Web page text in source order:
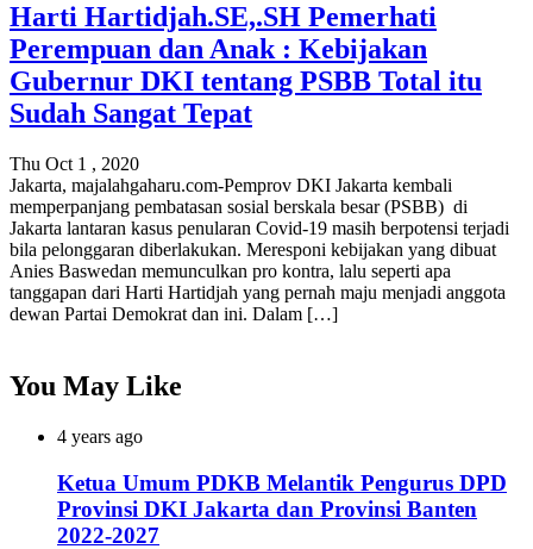
Harti Hartidjah.SE,.SH Pemerhati
Perempuan dan Anak : Kebijakan
Gubernur DKI tentang PSBB Total itu
Sudah Sangat Tepat
Thu Oct 1 , 2020
Jakarta, majalahgaharu.com-Pemprov DKI Jakarta kembali
memperpanjang pembatasan sosial berskala besar (PSBB) di
Jakarta lantaran kasus penularan Covid-19 masih berpotensi terjadi
bila pelonggaran diberlakukan. Meresponi kebijakan yang dibuat
Anies Baswedan memunculkan pro kontra, lalu seperti apa
tanggapan dari Harti Hartidjah yang pernah maju menjadi anggota
dewan Partai Demokrat dan ini. Dalam […]
You May Like
4 years ago
Ketua Umum PDKB Melantik Pengurus DPD
Provinsi DKI Jakarta dan Provinsi Banten
2022-2027